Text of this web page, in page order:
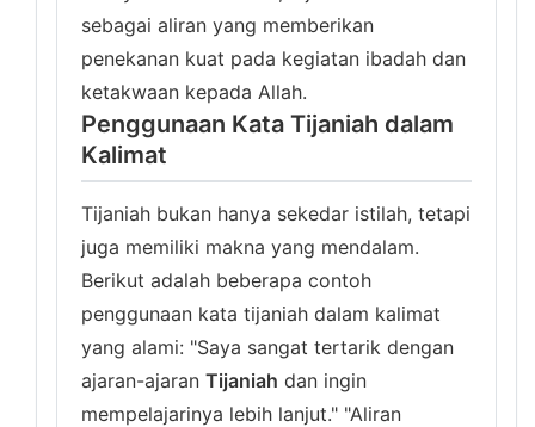
sebagai aliran yang memberikan
penekanan kuat pada kegiatan ibadah dan
ketakwaan kepada Allah.
Penggunaan Kata Tijaniah dalam
Kalimat
Tijaniah bukan hanya sekedar istilah, tetapi
juga memiliki makna yang mendalam.
Berikut adalah beberapa contoh
penggunaan kata tijaniah dalam kalimat
yang alami: "Saya sangat tertarik dengan
ajaran-ajaran Tijaniah dan ingin
mempelajarinya lebih lanjut." "Aliran